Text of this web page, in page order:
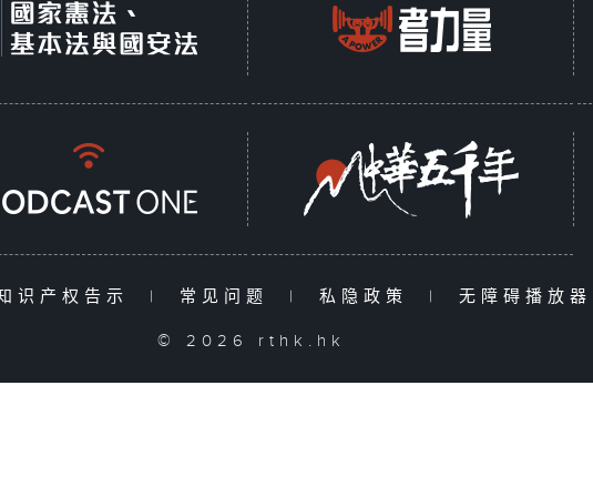
识产权告示 | 常见问题 | 私隐政策 | 无障碍播放器
© 2026 rthk.hk